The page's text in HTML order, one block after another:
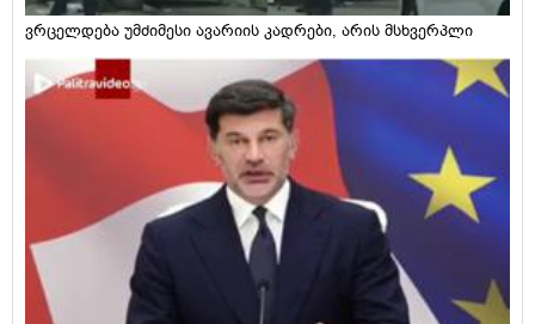
ვრცელდება უმძიმესი ავარიის კადრები, არის მსხვერპლი